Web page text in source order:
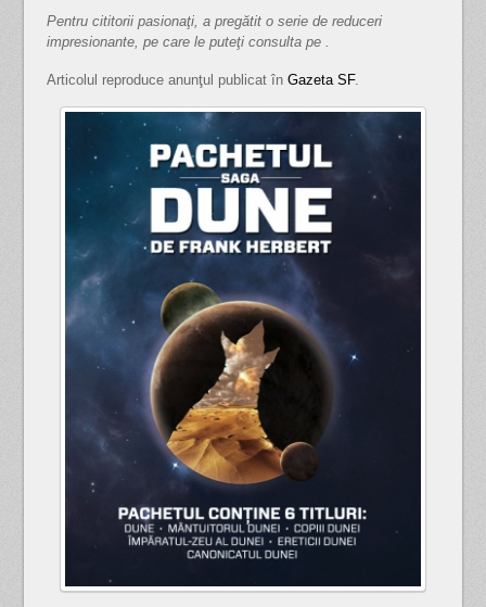
Pentru cititorii pasionaţi, a pregătit o serie de reduceri
impresionante, pe care le puteţi consulta pe .
Articolul reproduce anunţul publicat în Gazeta SF.